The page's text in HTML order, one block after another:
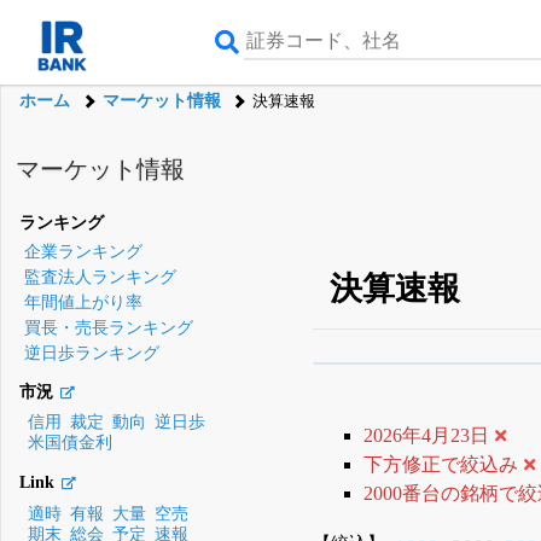
ホーム マーケット情報 決算速報
マーケット情報
ランキング
企業ランキング
監査法人ランキング
年間値上がり率
買長・売長ランキング
逆日歩ランキング
市況
信用
裁定 動向
逆日歩
米国債金利
Link
適時 有報 大量 空売
期末 総会 予定 速報
決算速報
登録すると永久
2026年4月23日
下方修正で絞込み
2000番台の銘柄で